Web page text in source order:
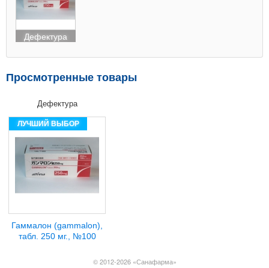
Дефектура
Просмотренные товары
Дефектура
ЛУЧШИЙ ВЫБОР
Гаммалон (gammalon),
табл. 250 мг., №100
© 2012-2026 «Санафарма»